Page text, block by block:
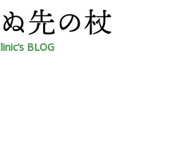
BLOG